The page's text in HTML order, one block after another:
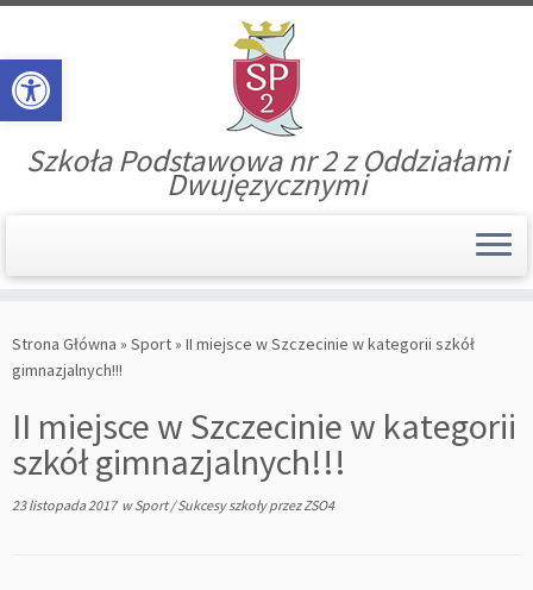
Open toolbar
to
content
Szkoła Podstawowa nr 2 z Oddziałami
Dwujęzycznymi
Strona Główna » Sport» II miejsce w Szczecinie w kategorii szkół
gimnazjalnych!!!
II miejsce w Szczecinie w kategorii
szkół gimnazjalnych!!!
23 listopada 2017wSport/Sukcesy szkołyprzezZSO4